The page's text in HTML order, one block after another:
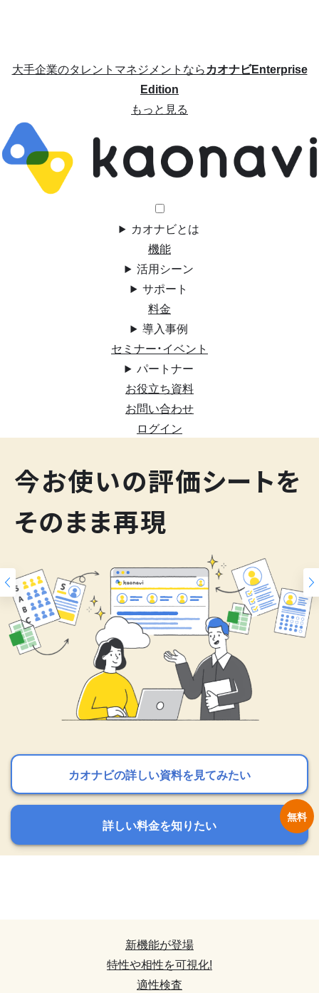
大手企業のタレントマネジメントならカオナビEnterprise
Edition
もっと見る
カオナビとは
機能
活用シーン
サポート
料金
導入事例
セミナー・イベント
パートナー
お役立ち資料
お問い合わせ
ログイン
カオナビの詳しい資料を見てみたい
詳しい料金を知りたい
200
スキルマップ
カオナビの詳しい資料を見てみたい
詳しい料金を知りたい
今お使いの評価シートを
そのまま再現
カオナビの詳しい資料を見てみたい
詳しい料金を知りたい
新機能が登場
特性や相性を可視化!
適性検査